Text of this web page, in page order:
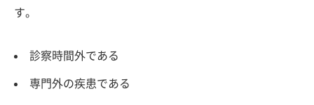
す。
診察時間外である
専門外の疾患である